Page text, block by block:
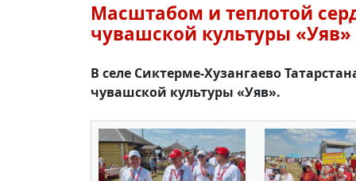
Масштабом и теплотой
чувашской культуры «Уяв»
В селе Сиктерме-Хузангаево
чувашской культуры «Уяв».